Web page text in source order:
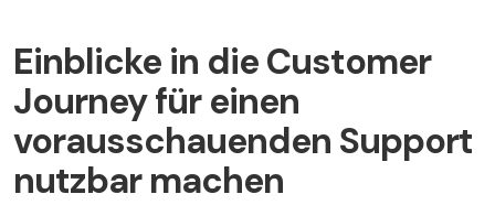
Einblicke in die Customer
Journey für einen
vorausschauenden Support
nutzbar machen